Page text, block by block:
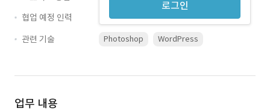
로그인
협업 예정 인력
관련 기술
Photoshop WordPress
업무 내용